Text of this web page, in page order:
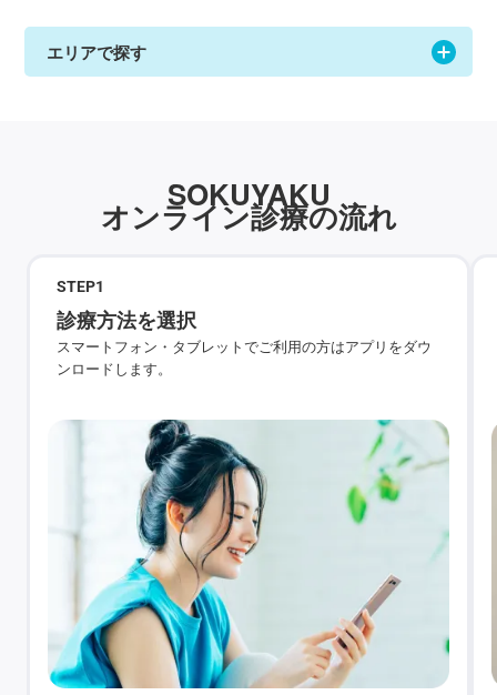
エリアで探す
SOKUYAKU
オンライン診療の流れ
STEP1
診療方法を選択
スマートフォン・タブレットでご利用の方はアプリをダウ
ンロードします。